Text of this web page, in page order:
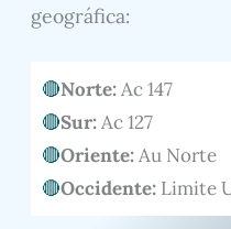
geográfica:
Norte:Ac 147
Sur:Ac 127
Oriente:Au Norte
Occidente:Limite